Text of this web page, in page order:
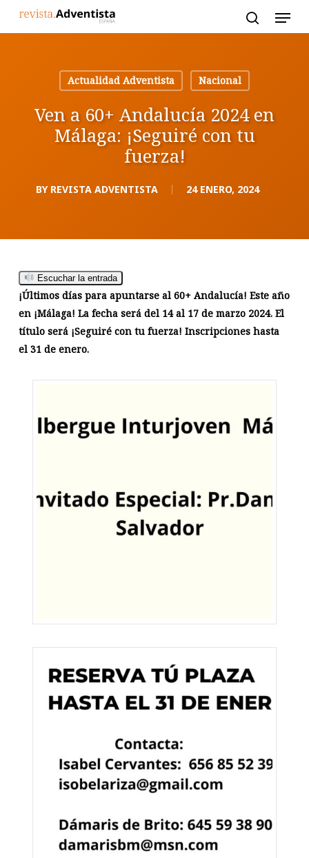
Actualidad Adventista
Nacional
Ven a 60+ Andalucía 2024 en
Málaga: ¡Seguiré con tu
fuerza!
BY REVISTA ADVENTISTA 24 ENERO, 2024
Escuchar la entrada
¡Últimos días para apuntarse al 60+ Andalucía! Este año
en ¡Málaga! La fecha será del 14 al 17 de marzo 2024. El
título será ¡Seguiré con tu fuerza! Inscripciones hasta
el 31 de enero.